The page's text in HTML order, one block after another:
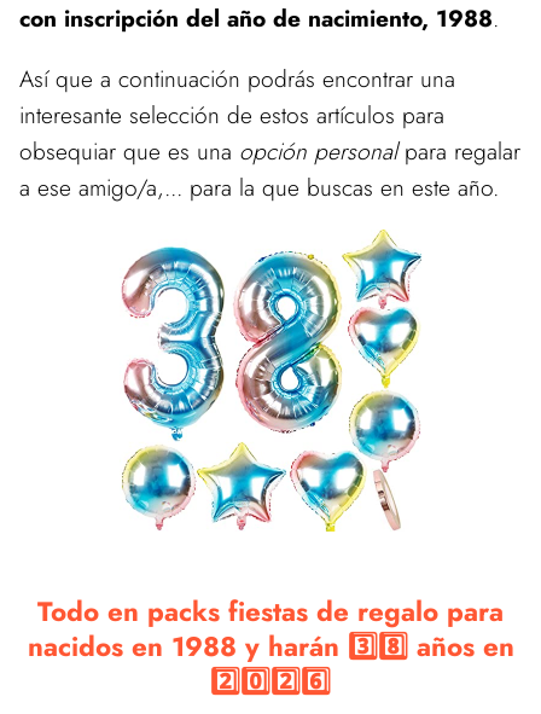
con inscripción del año de nacimiento, 1988.
Así que a continuación podrás encontrar una
interesante selección de estos artículos para
obsequiar que es una opción personalpara regalar
a ese amigo/a,... para la que buscas en este año.
Todo en packs fiestas de regalo para
nacidos en 1988 y harán 3️⃣8️⃣ años en
2️⃣0️⃣2️⃣6️⃣